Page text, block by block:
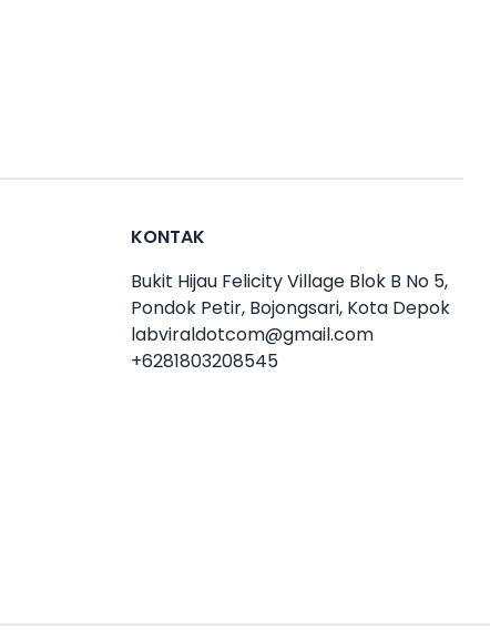
KONTAK
Bukit Hijau Felicity Village Blok B No 5,
Pondok Petir, Bojongsari, Kota Depok
labviraldotcom@gmail.com
+6281803208545